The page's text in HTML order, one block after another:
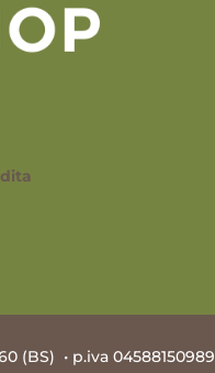
(BS) • p.iva 04588150989